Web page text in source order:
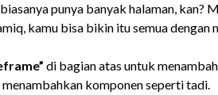
punya banyak halaman, kan?
kamu bisa bikin itu semua dengan
di bagian atas untuk
komponen seperti tadi.